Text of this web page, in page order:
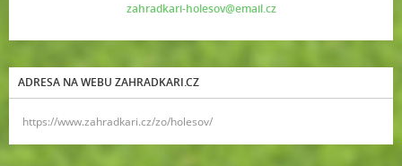
zahradkari-holesov@email.cz
ADRESA NA WEBU ZAHRADKARI.CZ
https://www.zahradkari.cz/zo/holesov/